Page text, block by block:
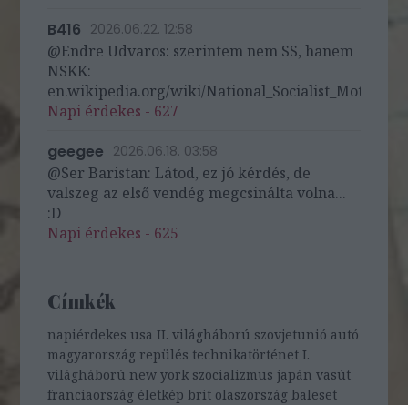
B416 2026.06.22. 12:58
@Endre Udvaros: szerintem nem SS, hanem
NSKK:
en.wikipedia.org/wiki/
Napi érdekes - 627
geegee 2026.06.18. 03:58
@Ser Baristan: Látod, ez jó kérdés, de
valszeg az első vendég megcsinálta volna...
:D
Napi érdekes - 625
Címkék
napiérdekes usa II. világháború szovjetunió autó
magyarország repülés technikatörténet I.
világháború new york szocializmus japán vasút
franciaország életkép brit olaszország baleset